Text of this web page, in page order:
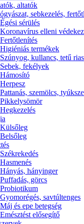
altatók
sebkezelés,
É́gési sérülés
Koronavírus elleni
Fertőtlenítés
Higiéniás termékek
Szúnyog, kullancs, tetű
Sebek, fekélyek
Hámosító
Herpesz
Pattanás, szemölcs,
Pikkelysömör
Hegkezelés
Külsőleg
Belsőleg
Székrekedés
Hasmenés
Hányás, hányinger
Puffadás, görcs
Probiotikum
Gyomorégés, savtúltenges
Máj és epe betegség
Emésztést elősegítő